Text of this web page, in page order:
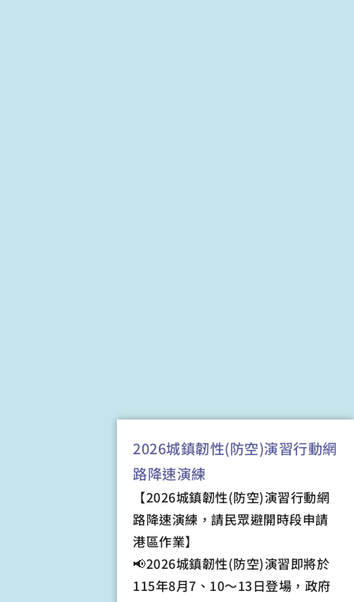
2026城鎮韌性(防空)演習行動網
路降速演練
【2026城鎮韌性(防空)演習行動網
路降速演練，請民眾避開時段申請
港區作業】
📢2026城鎮韌性(防空)演習即將於
115年8月7、10～13日登場，政府